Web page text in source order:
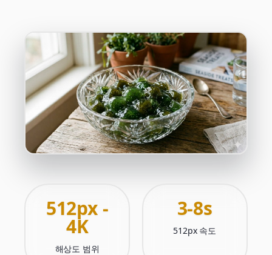
512px -
4K
해상도 범위
3-8s
512px 속도